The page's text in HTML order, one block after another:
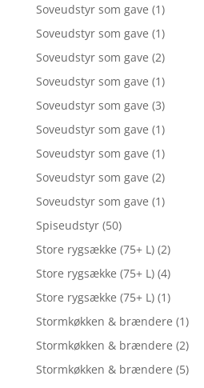
Soveudstyr som gave (1)
Soveudstyr som gave (1)
Soveudstyr som gave (2)
Soveudstyr som gave (1)
Soveudstyr som gave (3)
Soveudstyr som gave (1)
Soveudstyr som gave (1)
Soveudstyr som gave (2)
Soveudstyr som gave (1)
Spiseudstyr (50)
Store rygsække (75+ L) (2)
Store rygsække (75+ L) (4)
Store rygsække (75+ L) (1)
Stormkøkken & brændere (1)
Stormkøkken & brændere (2)
Stormkøkken & brændere (5)